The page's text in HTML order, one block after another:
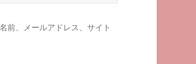
前、メールアドレス、サイト